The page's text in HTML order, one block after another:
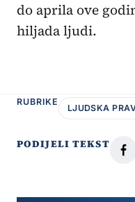
do aprila ove
hiljada ljudi.
RUBRIKE
LJUDSKA
PODIJELI TEKST